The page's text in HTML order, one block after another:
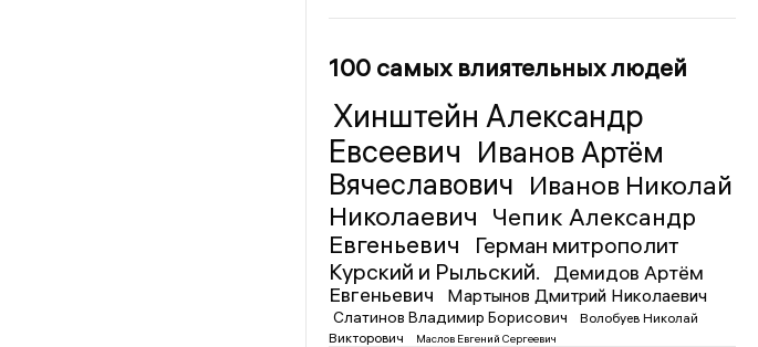
100 самых влиятельных людей
Хинштейн Александр
Евсеевич Иванов Артём
Вячеславович Иванов Николай
Николаевич Чепик Александр
Евгеньевич
Герман митрополит
Курский и Рыльский.
Демидов Артём
Евгеньевич
Мартынов Дмитрий Николаевич
Слатинов Владимир Борисович
Волобуев Николай
Викторович
Маслов Евгений Сергеевич